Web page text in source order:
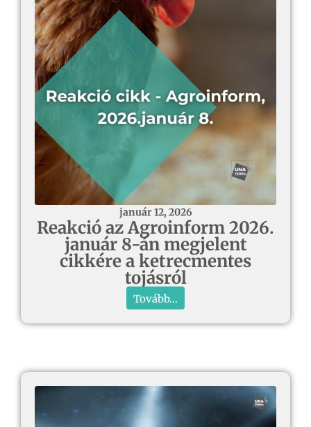
január 12, 2026
Reakció az Agroinform 2026.
január 8-án megjelent
cikkére a ketrecmentes
tojásról
Tovább...